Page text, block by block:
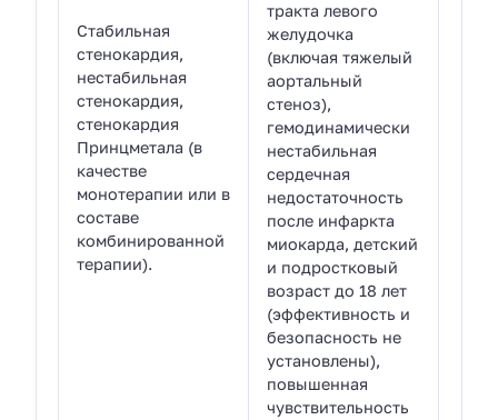
Стабильная
стенокардия,
нестабильная
стенокардия,
стенокардия
Принцметала (в
качестве
монотерапии или в
составе
комбинированной
терапии).
тракта левого
желудочка
(включая тяжелый
аортальный
стеноз),
гемодинамически
нестабильная
сердечная
недостаточность
после инфаркта
миокарда, детский
и подростковый
возраст до 18 лет
(эффективность и
безопасность не
установлены),
повышенная
чувствительность